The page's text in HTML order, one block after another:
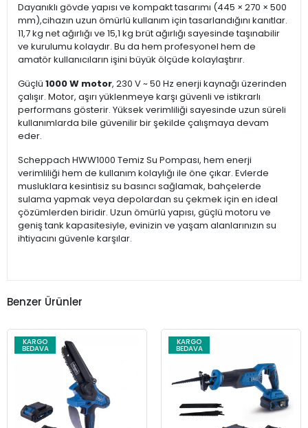
Dayanıklı gövde yapısı ve kompakt tasarımı (445 × 270 × 500
mm),cihazın uzun ömürlü kullanım için tasarlandığını kanıtlar.
11,7 kg net ağırlığı ve 15,1 kg brüt ağırlığı sayesinde taşınabilir
ve kurulumu kolaydır. Bu da hem profesyonel hem de
amatör kullanıcıların işini büyük ölçüde kolaylaştırır.
Güçlü 1000 W motor, 230 V ~ 50 Hz enerji kaynağı üzerinden
çalışır. Motor, aşırı yüklenmeye karşı güvenli ve istikrarlı
performans gösterir. Yüksek verimliliği sayesinde uzun süreli
kullanımlarda bile güvenilir bir şekilde çalışmaya devam
eder.
Scheppach HWW1000 Temiz Su Pompası, hem enerji
verimliliği hem de kullanım kolaylığı ile öne çıkar. Evlerde
musluklara kesintisiz su basıncı sağlamak, bahçelerde
sulama yapmak veya depolardan su çekmek için en ideal
çözümlerden biridir. Uzun ömürlü yapısı, güçlü motoru ve
geniş tank kapasitesiyle, evinizin ve yaşam alanlarınızın su
ihtiyacını güvenle karşılar.
Benzer Ürünler
KARGO
BEDAVA
KARGO
BEDAVA